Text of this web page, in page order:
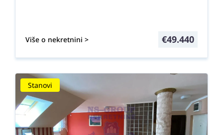
Više o nekretnini > €49.440
Stanovi